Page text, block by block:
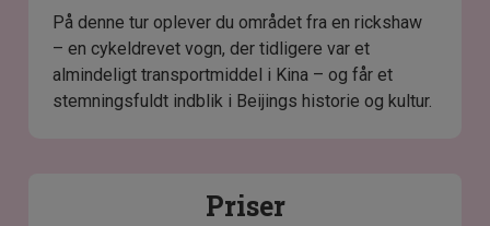
På denne tur oplever du området fra en rickshaw
– en cykeldrevet vogn, der tidligere var et
almindeligt transportmiddel i Kina – og får et
stemningsfuldt indblik i Beijings historie og kultur.
Priser